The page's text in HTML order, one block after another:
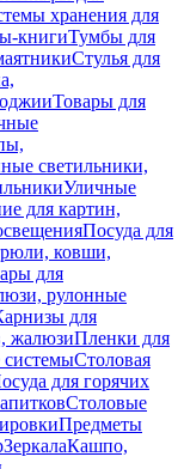
хранения для
книгиТумбы для
Стулья для
Товары для
светильники,
Уличные
для картин,
Посуда для
ковши,
для
рулонные
для
жалюзиПленки для
Столовая
для горячих
Столовые
Предметы
ЗеркалаКашпо,